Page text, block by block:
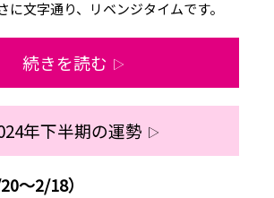
に文字通り、リベンジタイムです。
続きを読む ▷
年下半期の運勢 ▷
～2/18）